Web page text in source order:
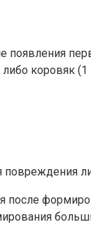
появления
коровяк (1
повреждения